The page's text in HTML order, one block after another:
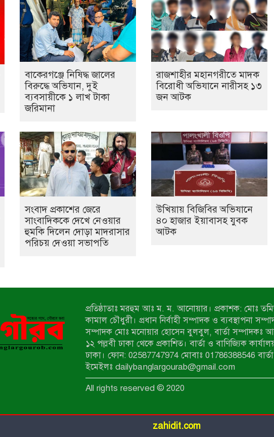
বাকেরগঞ্জে নিষিদ্ধ জালের
বিরুদ্ধে অভিযান, দুই
ব্যবসায়ীকে ১ লাখ টাকা
জরিমানা
রাজশাহীর মহানগরীতে মাদক
বিরোধী অভিযানে নারীসহ ১৩
জন আটক
সংবাদ প্রকাশের জেরে
সাংবাদিককে দেখে নেওয়ার
হুমকি দিলেন দোড়া মাদরাসার
পরিচয় দেওয়া সভাপতি
উখিয়ায় বিজিবির অভিযানে
৪০ হাজার ইয়াবাসহ যুবক
আটক
প্রতিষ্ঠাতাঃ মরহুম আঃ ম. ম. আনোয়ার। প্রকাশক: মোঃ
কামাল চৌধুরী। প্রধান নির্বাহী সম্পাদক ও ব্যবস্থাপনা
সম্পাদক মোঃ মনোয়ার হোসেন বুলবুল, বার্তা সম্পাদকঃ
১২ পল্লবী ঢাকা থেকে প্রকাশিত। বার্তা ও বাণিজ্যিক
ঢাকা। ফোন: 02587747974 মোবাঃ 01786388546
ইমেইলঃ dailybanglargourab@gmail.com
All rights reserved © 2020
zahidit.com